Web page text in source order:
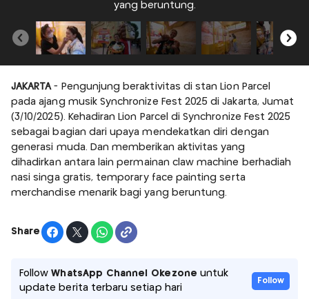
yang beruntung.
JAKARTA - Pengunjung beraktivitas di stan Lion Parcel
pada ajang musik Synchronize Fest 2025 di Jakarta, Jumat
(3/10/2025). Kehadiran Lion Parcel di Synchronize Fest 2025
sebagai bagian dari upaya mendekatkan diri dengan
generasi muda. Dan memberikan aktivitas yang
dihadirkan antara lain permainan claw machine berhadiah
nasi singa gratis, temporary face painting serta
merchandise menarik bagi yang beruntung.
Share
FollowWhatsApp Channel Okezone untuk
update berita terbaru setiap hari
Follow